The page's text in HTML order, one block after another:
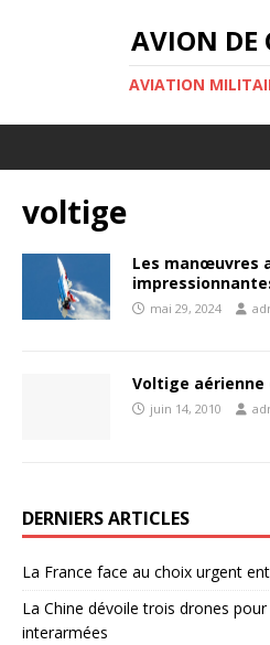
AVION DE
AVIATION
voltige
Les manœuvres
mai 29, 2024
Voltige aérienne
juin 14, 2010
DERNIERS ARTICLES
La France face au choix urgent
La Chine dévoile trois drones
interarmées